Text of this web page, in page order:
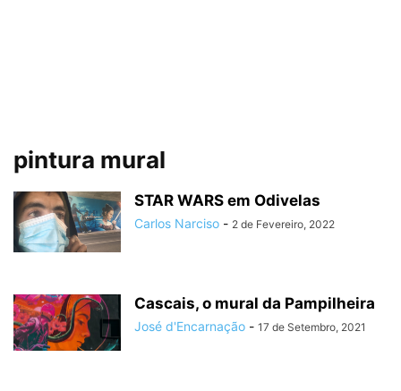
pintura mural
STAR WARS em Odivelas
Carlos Narciso - 2 de Fevereiro, 2022
Cascais, o mural da Pampilheira
José d'Encarnação - 17 de Setembro, 2021